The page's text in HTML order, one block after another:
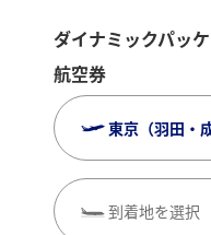
ダイナミックパッ
航空券
東京（羽田・
到着地を選択